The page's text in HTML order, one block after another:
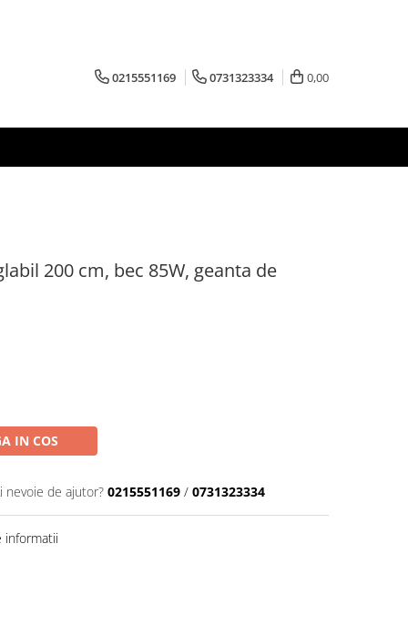
0215551169 0731323334 0,00
200 cm, bec 85W, geanta de
IN COS
nevoie de ajutor? 0215551169 / 0731323334
informatii